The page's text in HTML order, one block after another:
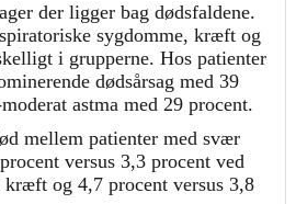
der ligger bag dødsfaldene.
sygdomme, kræft og
i grupperne. Hos patienter
dødsårsag med 39
astma med 29 procent.
mellem patienter med svær
versus 3,3 procent ved
kræft og 4,7 procent versus 3,8